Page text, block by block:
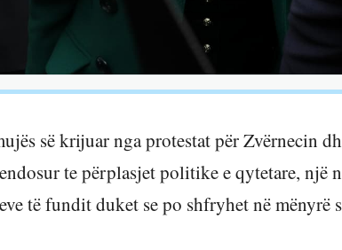
së krijuar nga protestat për Zvërnecin
te përplasjet politike e qytetare, një
të fundit duket se po shfryhet në mënyrë